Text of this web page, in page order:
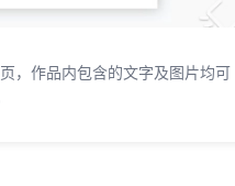
，作品内包含的文字及图片均可